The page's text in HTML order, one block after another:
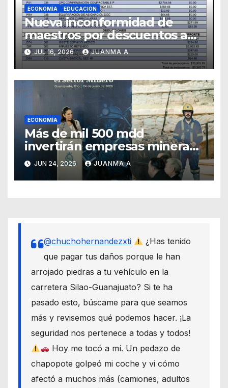
ECONOMÍA EDUCACIÓN
Nueva inconformidad de
maestros por descuentos a
sus sueldos
JUL 16, 2026 JUANMA A
ECONOMÍA
Más de mil 500 mdd
invertirán empresas mineras
en Guanajuato
JUN 24, 2026 JUANMA A
@chuchohernandezxti
¿Has tenido
que pagar tus daños porque le han
arrojado piedras a tu vehículo en la
carretera Silao-Guanajuato? Si te ha
pasado esto, búscame para que seamos
más y revisemos qué podemos hacer. ¡La
seguridad nos pertenece a todas y todos!
Hoy me tocó a mí. Un pedazo de
chapopote golpeó mi coche y vi cómo
afectó a muchos más (camiones, adultos